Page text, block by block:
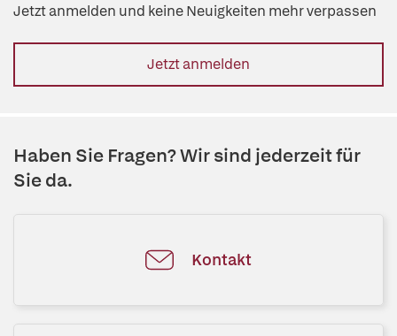
Jetzt anmelden und keine Neuigkeiten mehr verpassen
Jetzt anmelden
Haben Sie Fragen? Wir sind jederzeit für
Sie da.
Kontakt